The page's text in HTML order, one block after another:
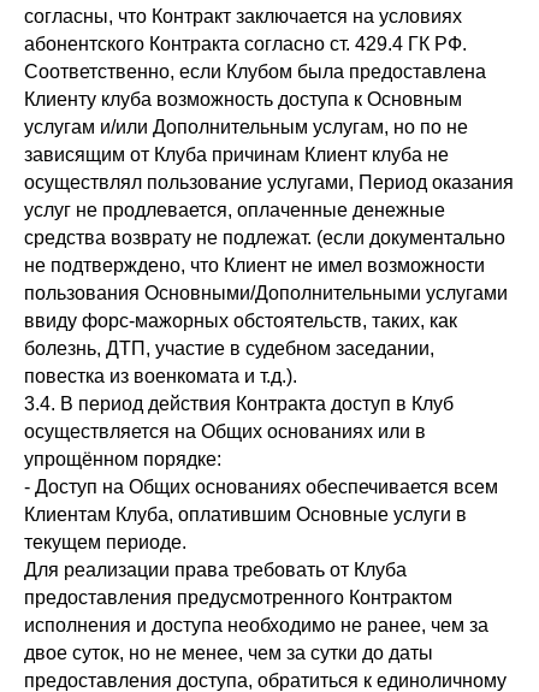
согласны, что Контракт заключается на условиях
абонентского Контракта согласно ст. 429.4 ГК РФ.
Соответственно, если Клубом была предоставлена
Клиенту клуба возможность доступа к Основным
услугам и/или Дополнительным услугам, но по не
зависящим от Клуба причинам Клиент клуба не
осуществлял пользование услугами, Период оказания
услуг не продлевается, оплаченные денежные
средства возврату не подлежат. (если документально
не подтверждено, что Клиент не имел возможности
пользования Основными/Дополнительными услугами
ввиду форс-мажорных обстоятельств, таких, как
болезнь, ДТП, участие в судебном заседании,
повестка из военкомата и т.д.).
3.4. В период действия Контракта доступ в Клуб
осуществляется на Общих основаниях или в
упрощённом порядке:
- Доступ на Общих основаниях обеспечивается всем
Клиентам Клуба, оплатившим Основные услуги в
текущем периоде.
Для реализации права требовать от Клуба
предоставления предусмотренного Контрактом
исполнения и доступа необходимо не ранее, чем за
двое суток, но не менее, чем за сутки до даты
предоставления доступа, обратиться к единоличному